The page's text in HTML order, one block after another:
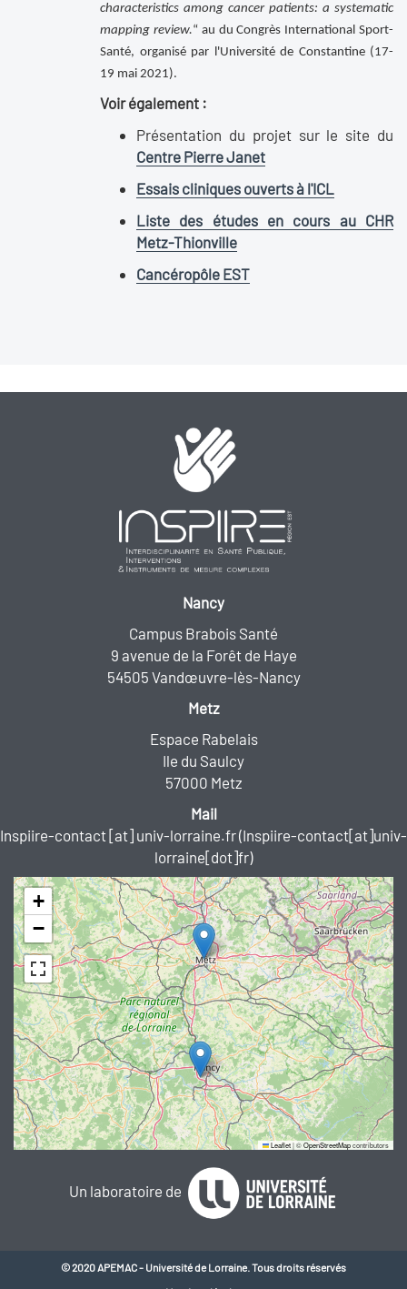
characteristics among cancer patients: a systematic
mapping review.“ au du Congrès International Sport-
Santé, organisé par l'Université de Constantine (17-
19 mai 2021).
Voir également :
Présentation du projet sur le site du
Centre Pierre Janet
Essais cliniques ouverts à l'ICL
Liste des études en cours au CHR
Metz-Thionville
Cancéropôle EST
Nancy
Campus Brabois Santé
9 avenue de la Forêt de Haye
54505 Vandœuvre-lès-Nancy
Metz
Espace Rabelais
Ile du Saulcy
57000 Metz
Mail
Inspiire-contact[at] univ-lorraine.fr(Inspiire-contact[at]univ-
lorraine[dot]fr)
+
−
Leaflet|©OpenStreetMapcontributors
Un laboratoire de
© 2020 APEMAC - Université de Lorraine. Tous droits réservés